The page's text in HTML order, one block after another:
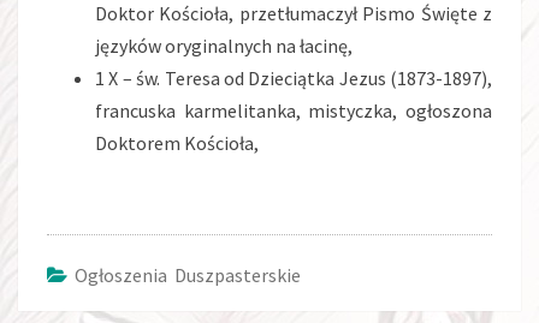
Doktor Kościoła, przetłumaczył Pismo Święte z
języków oryginalnych na łacinę,
1 X – św. Teresa od Dzieciątka Jezus (1873-1897),
francuska karmelitanka, mistyczka, ogłoszona
Doktorem Kościoła,
Ogłoszenia Duszpasterskie